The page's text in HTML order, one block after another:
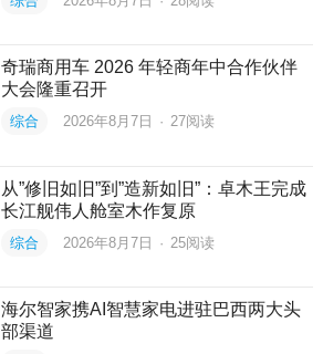
奇瑞商用车 2026 年轻商年中合作伙伴
大会隆重召开
综合 2026年8月7日 · 27阅读
从”修旧如旧”到”造新如旧”：卓木王完成
长江舰伟人舱室木作复原
综合 2026年8月7日 · 25阅读
海尔智家携AI智慧家电进驻巴西两大头
部渠道